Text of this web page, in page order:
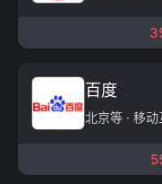
百度
北京等 · 移